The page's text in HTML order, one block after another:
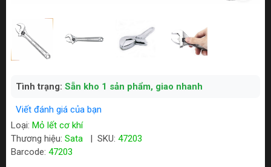
Tình trạng: Sẵn kho 1 sản phẩm, giao nhanh
Viết đánh giá của bạn
Loại: Mỏ lết cơ khí
Thương hiệu: Sata SKU: 47203
Barcode: 47203